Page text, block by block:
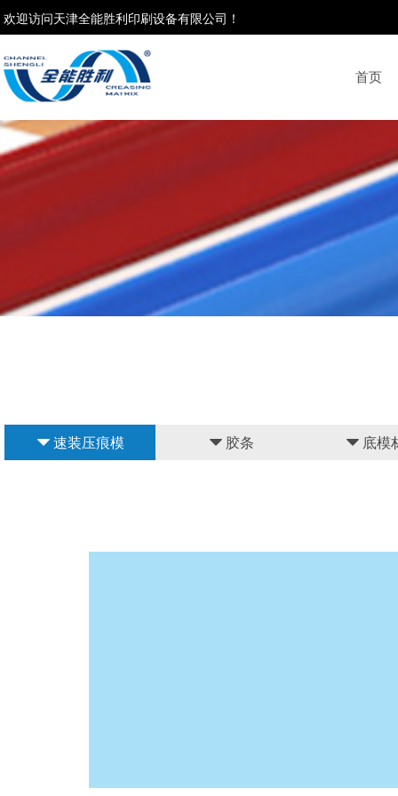
欢迎访问天津全能胜利印刷设备有限公司！
首页
뀓 速装压痕模 뀓 胶条 뀓 底模